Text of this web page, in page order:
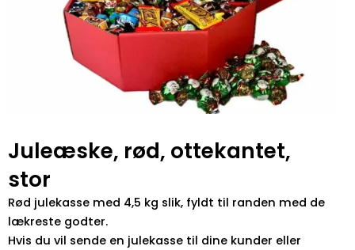
Juleæske, rød, ottekantet,
stor
Rød julekasse med 4,5 kg slik, fyldt til randen med de
lækreste godter.
Hvis du vil sende en julekasse til dine kunder eller